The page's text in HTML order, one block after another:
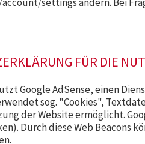
FÜR DIE
Google AdSense, einen
sog. "Cookies",
der Website ermöglicht.
Durch diese Web Beacons